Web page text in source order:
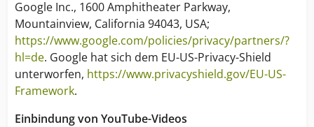
Google Inc., 1600 Amphitheater Parkway,
Mountainview, California 94043, USA;
https://www.google.com/policies/privacy/partners/?
hl=de. Google hat sich dem EU-US-Privacy-Shield
unterworfen, https://www.privacyshield.gov/EU-US-
Framework.
Einbindung von YouTube-Videos